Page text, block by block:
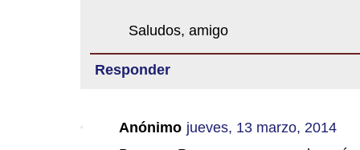
Saludos, amigo
Responder
Anónimo jueves, 13 marzo, 2014